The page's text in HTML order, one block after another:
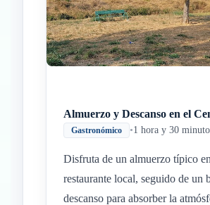
Almuerzo y Descanso en el
Gastronómico •1 hora y 30
Disfruta de un almuerzo típico
restaurante local, seguido de un
descanso para absorber la